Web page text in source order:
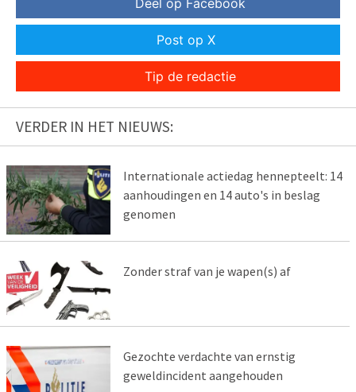
Deel op Facebook
Post op X
Tip de redactie
VERDER IN HET NIEUWS:
Internationale actiedag hennepteelt: 14
aanhoudingen en 14 auto's in beslag
genomen
Zonder straf van je wapen(s) af
Gezochte verdachte van ernstig
geweldincident aangehouden